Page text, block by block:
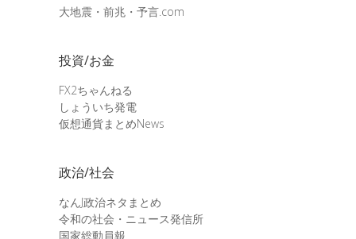
大地震・前兆・予言.com
投資/お金
FX2ちゃんねる
しょういち発電
仮想通貨まとめNews
政治/社会
なんJ政治ネタまとめ
令和の社会・ニュース発信所
国家総動員報